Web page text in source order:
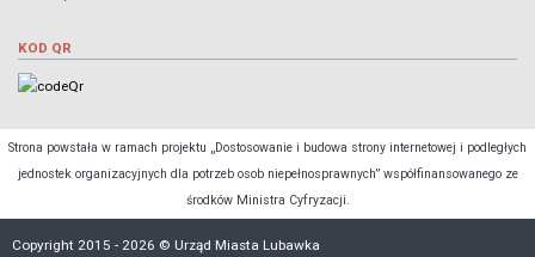
KOD QR
Strona powstała w ramach projektu „Dostosowanie i budowa strony internetowej i podległych
jednostek organizacyjnych dla potrzeb osob niepełnosprawnych” współfinansowanego ze
środków Ministra Cyfryzacji.
Copyright 2015 - 2026 © Urząd Miasta Lubawka